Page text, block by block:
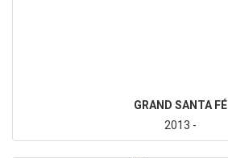
GRAND SANTA FÉ
2013 -